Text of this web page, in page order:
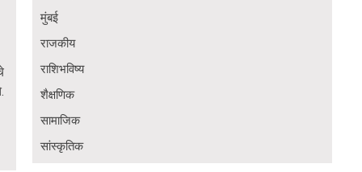
मुंबई
राजकीय
राशिभविष्य
शैक्षणिक
सामाजिक
सांस्कृतिक